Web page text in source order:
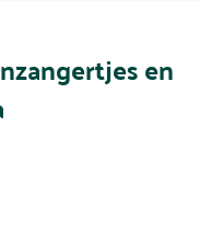
en